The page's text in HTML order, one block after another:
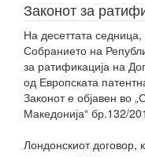
Законот за
На десеттата
Собранието на
за ратификација на
од Европската
Законот е објавен во
Македонија“ бр.132/
Лондонскиот договор,